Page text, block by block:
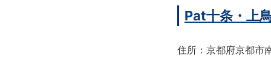
Pat十条・上
住所：京都府京都市